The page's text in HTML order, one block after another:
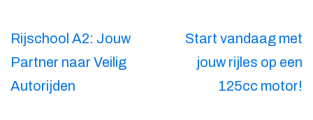
Berichtnavigatie
Rijschool A2: Jouw
Partner naar Veilig
Autorijden
Start vandaag met
jouw rijles op een
125cc motor!